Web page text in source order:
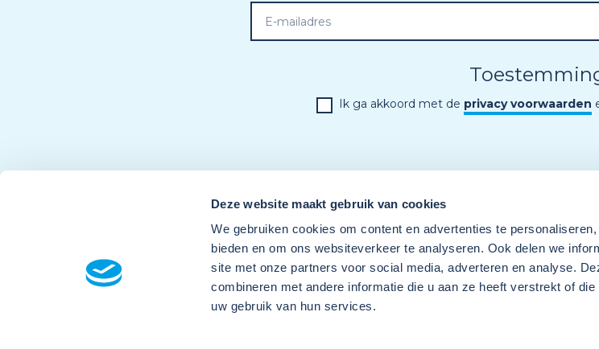
Deze website maakt gebruik van cookies
We gebruiken cookies om content en advertenties te
bieden en om ons websiteverkeer te analyseren. Ook delen we
site met onze partners voor social media, adverteren en analyse.
combineren met andere informatie die u aan ze heeft verstrekt of
uw gebruik van hun services.
Ik ga akkoord met de privacy voorwaarden